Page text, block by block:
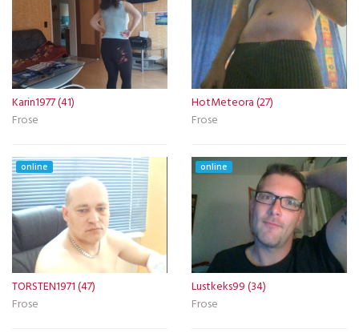
Karin1977 (41)
Frose
HotMeteora (27)
Frose
online
TORSTEN1971 (47)
Frose
online
Lustkeks99 (34)
Frose